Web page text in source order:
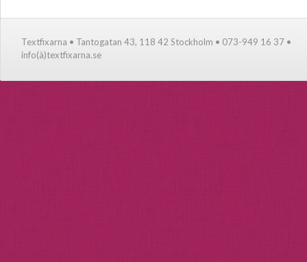
Textfixarna • Tantogatan 43, 118 42 Stockholm • 073-949 16 37 •
info(à)textfixarna.se